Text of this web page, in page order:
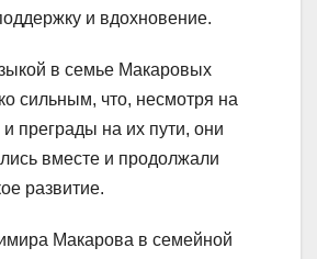
и вдохновение.
в семье Макаровых
сильным, что, несмотря на
и преграды на их пути, они
вместе и продолжали
развитие.
Макарова в семейной